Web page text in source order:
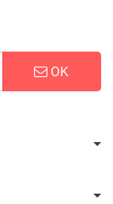
OK